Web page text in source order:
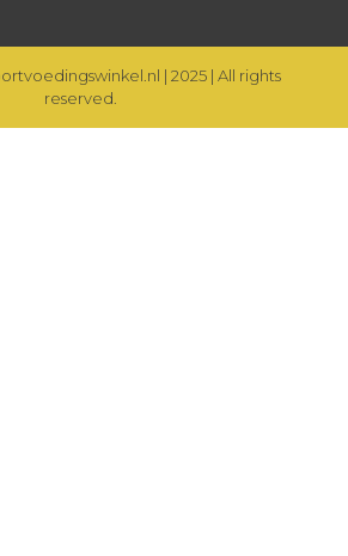
| 2025 | All rights
reserved.